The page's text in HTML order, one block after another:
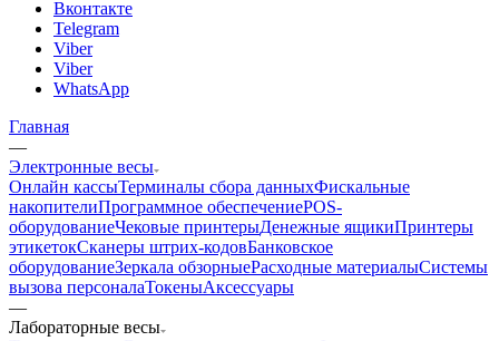
Вконтакте
Telegram
Viber
Viber
WhatsApp
Главная
—
Электронные весы
Онлайн кассыТерминалы сбора данныхФискальные
накопителиПрограммное обеспечениеPOS-
оборудованиеЧековые принтерыДенежные ящикиПринтеры
этикетокСканеры штрих-кодовБанковское
оборудованиеЗеркала обзорныеРасходные материалыСистемы
вызова персоналаТокеныАксессуары
—
Лабораторные весы